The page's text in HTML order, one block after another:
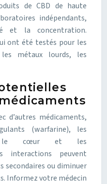
de CBD de haute
indépendants,
et la concentration.
ont été testés pour les
métaux lourds, les
d’autres médicaments,
(warfarine), les
le cœur et les
interactions peuvent
secondaires ou diminuer
Informez votre médecin